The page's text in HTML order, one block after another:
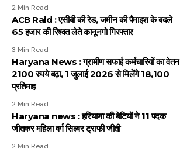
2 Min Read
ACB Raid : एसीबी की रेड, जमीन की पैमाइश के बदले
65 हजार की रिश्वत लेते कानूनगो गिरफ्तार
3 Min Read
Haryana News : ग्रामीण सफाई कर्मचारियों का वेतन
2100 रुपये बढ़ा, 1 जुलाई 2026 से मिलेंगे 18,100
प्रतिमाह
2 Min Read
Haryana news : हरियाणा की बेटियों ने 11 पदक
जीतकर महिला वर्ग सिल्वर ट्राफी जीती
2 Min Read